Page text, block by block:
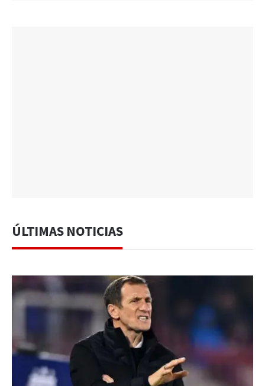
ÚLTIMAS NOTICIAS